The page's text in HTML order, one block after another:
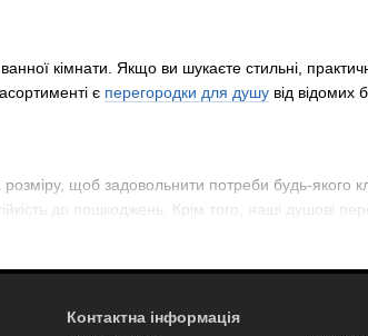
кімнати. Якщо ви шукаєте стильні,
є перегородки для душу від відомих
щоб задовольнити потреби будь-якого
до пошкоджень. Крім того, наші душові
можете знайти те, що найбільше підходить для
Контактна інформація